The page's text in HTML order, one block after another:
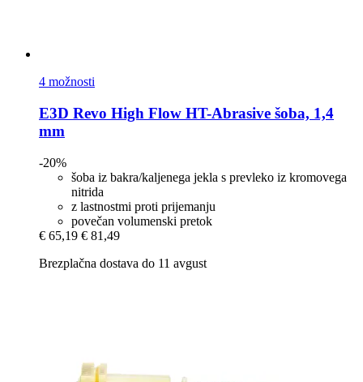
4 možnosti
E3D Revo High Flow HT-​Abrasive šoba, 1,4
mm
-20%
šoba iz bakra/kaljenega jekla s prevleko iz kromovega
nitrida
z lastnostmi proti prijemanju
povečan volumenski pretok
€ 65,19 € 81,49
Brezplačna dostava do 11 avgust